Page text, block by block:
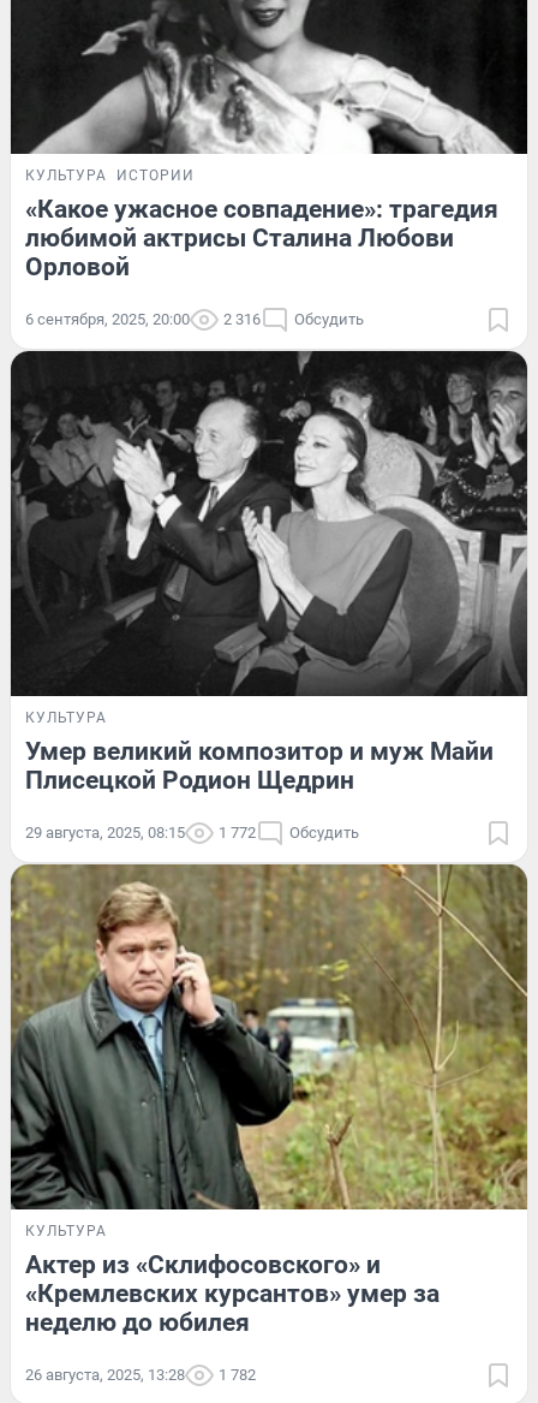
КУЛЬТУРА ИСТОРИИ
«Какое ужасное совпадение»: трагедия
любимой актрисы Сталина Любови
Орловой
6 сентября, 2025, 20:00 2 316 Обсудить
КУЛЬТУРА
Умер великий композитор и муж Майи
Плисецкой Родион Щедрин
29 августа, 2025, 08:15 1 772 Обсудить
КУЛЬТУРА
Актер из «Склифосовского» и
«Кремлевских курсантов» умер за
неделю до юбилея
26 августа, 2025, 13:28 1 782